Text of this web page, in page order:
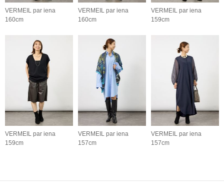
VERMEIL par iena
160cm
VERMEIL par iena
160cm
VERMEIL par iena
159cm
VERMEIL par iena
159cm
VERMEIL par iena
157cm
VERMEIL par iena
157cm